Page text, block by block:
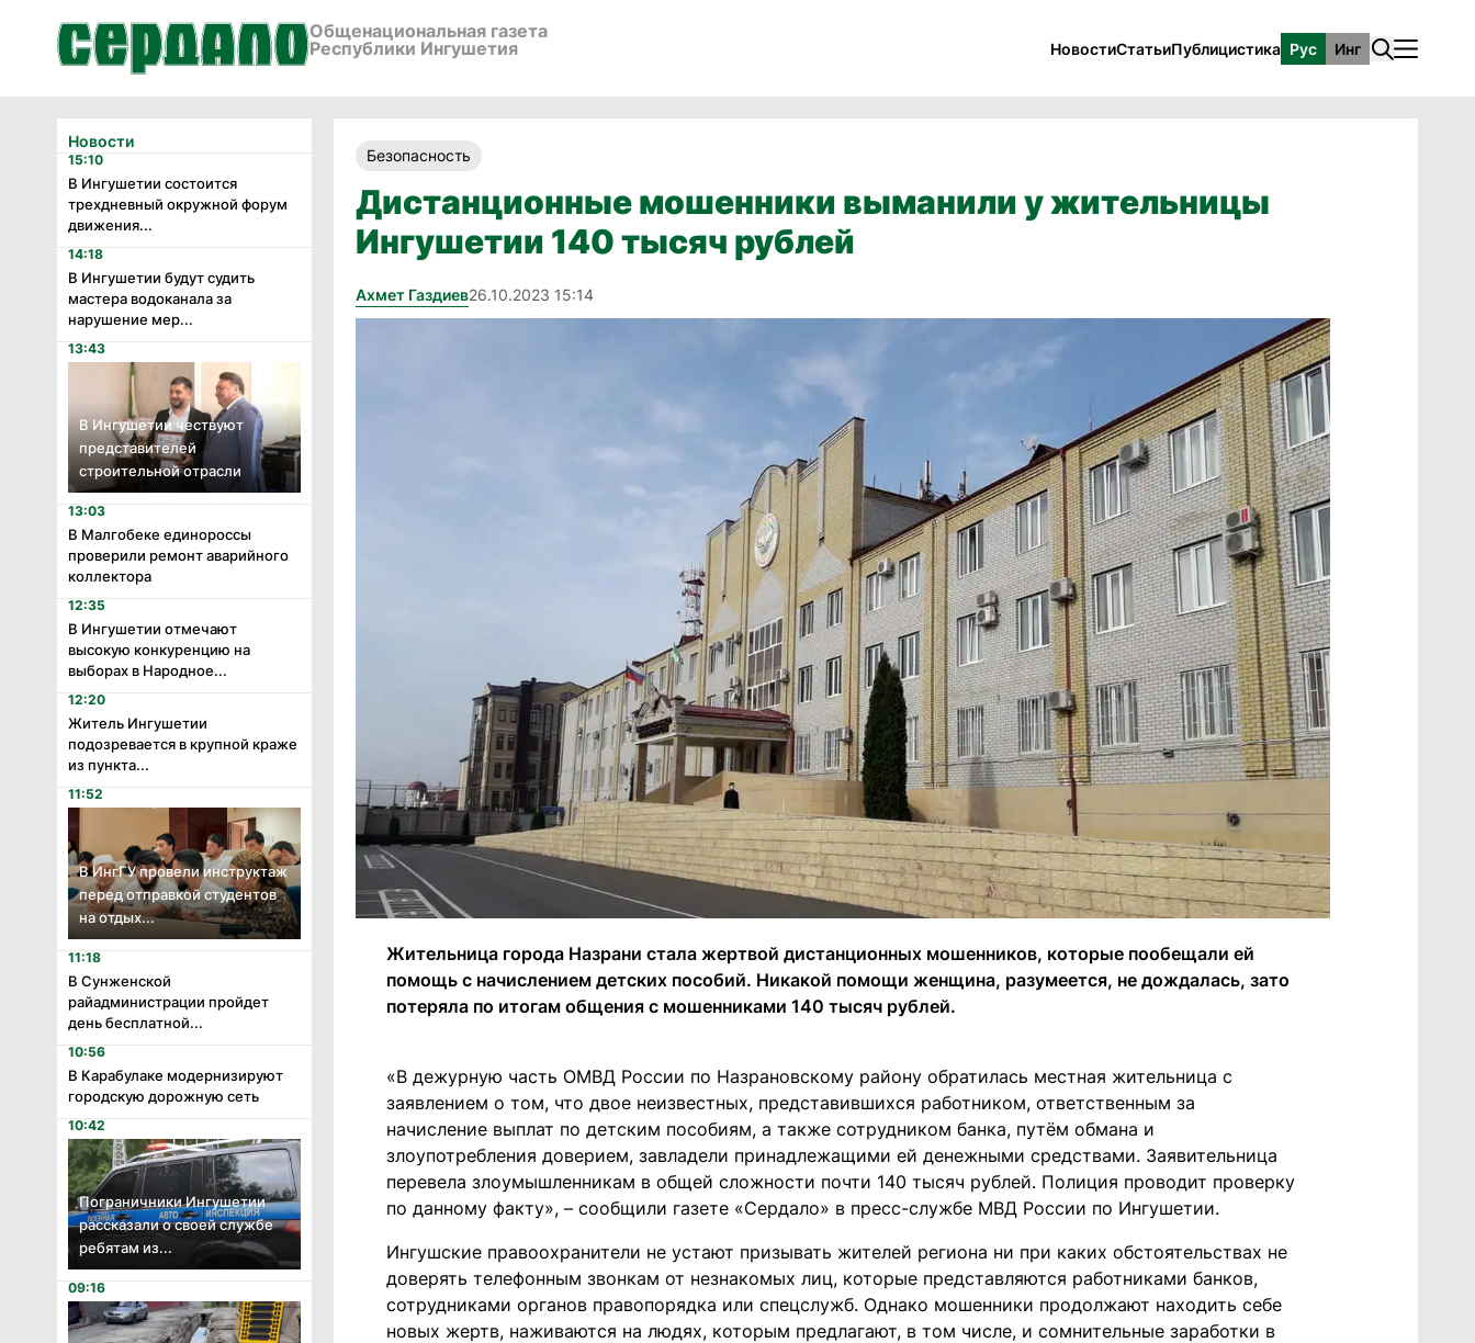
Общенациональная газета
Республики Ингушетия
НовостиСтатьиПублицистика Рус Инг
Новости
15:10
В Ингушетии состоится
трехдневный окружной форум
движения...
14:18
В Ингушетии будут судить
мастера водоканала за
нарушение мер...
13:43
В Ингушетии чествуют
представителей
строительной отрасли
13:03
В Малгобеке единороссы
проверили ремонт аварийного
коллектора
12:35
В Ингушетии отмечают
высокую конкуренцию на
выборах в Народное...
12:20
Житель Ингушетии
подозревается в крупной краже
из пункта...
11:52
В ИнгГУ провели инструктаж
перед отправкой студентов
на отдых...
11:18
В Сунженской
райадминистрации пройдет
день бесплатной...
10:56
В Карабулаке модернизируют
городскую дорожную сеть
10:42
Пограничники Ингушетии
рассказали о своей службе
ребятам из...
09:16
Безопасность
Дистанционные мошенники выманили у жительницы
Ингушетии 140 тысяч рублей
Ахмет Газдиев26.10.2023 15:14
Жительница города Назрани стала жертвой дистанционных мошенников, которые пообещали ей
помощь с начислением детских пособий. Никакой помощи женщина, разумеется, не дождалась, зато
потеряла по итогам общения с мошенниками 140 тысяч рублей.
«В дежурную часть ОМВД России по Назрановскому району обратилась местная жительница с
заявлением о том, что двое неизвестных, представившихся работником, ответственным за
начисление выплат по детским пособиям, а также сотрудником банка, путём обмана и
злоупотребления доверием, завладели принадлежащими ей денежными средствами. Заявительница
перевела злоумышленникам в общей сложности почти 140 тысяч рублей. Полиция проводит проверку
по данному факту», – сообщили газете «Сердало» в пресс-службе МВД России по Ингушетии.
Ингушские правоохранители не устают призывать жителей региона ни при каких обстоятельствах не
доверять телефонным звонкам от незнакомых лиц, которые представляются работниками банков,
сотрудниками органов правопорядка или спецслужб. Однако мошенники продолжают находить себе
новых жертв, наживаются на людях, которым предлагают, в том числе, и сомнительные заработки в